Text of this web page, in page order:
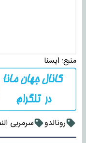
منبع: ايسنا
رونالدو سرمربی